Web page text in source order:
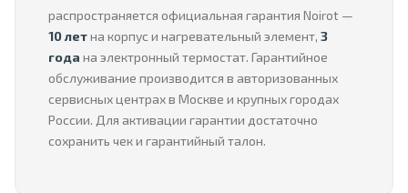
распространяется официальная гарантия Noirot —
10 летна корпус и нагревательный элемент, 3
года на электронный термостат. Гарантийное
обслуживание производится в авторизованных
сервисных центрах в Москве и крупных городах
России. Для активации гарантии достаточно
сохранить чек и гарантийный талон.